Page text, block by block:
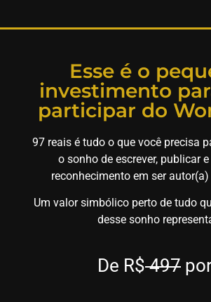
Esse é o
investimento
participar do
97 reais é tudo o que você precisa
o sonho de escrever, publicar
reconhecimento em ser autor(a)
Um valor simbólico perto de tudo
desse sonho
De R$497